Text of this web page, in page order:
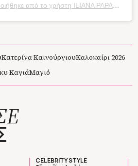
Η δημοσίευση κοινοποιήθηκε από το χρήστη ILIANA PAPAGEORGIOU (@ilianapapageorgiou)
Κατερίνα ΚαινούργιουΚαλοκαίρι 2026
ΚαγιάΜαγιό
CELEBRITY STYLE